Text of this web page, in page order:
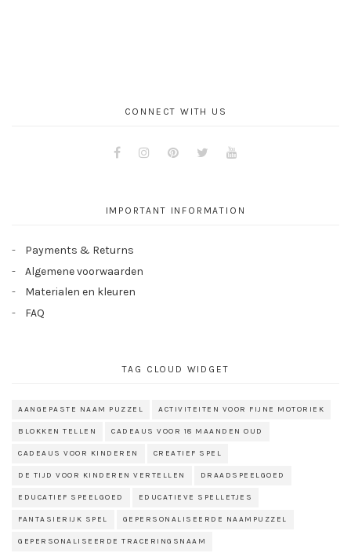
CONNECT WITH US
FacebookInstagramPinterestTwitter
IMPORTANT INFORMATION
Payments & Returns
Algemene voorwaarden
Materialen en kleuren
FAQ
TAG CLOUD WIDGET
AANGEPASTE NAAM PUZZEL ACTIVITEITEN VOOR FIJNE MOTORIEK
BLOKKEN TELLEN CADEAUS VOOR 18 MAANDEN OUD
CADEAUS VOOR KINDEREN CREATIEF SPEL
DE TIJD VOOR KINDEREN VERTELLEN DRAADSPEELGOED
EDUCATIEF SPEELGOED EDUCATIEVE SPELLETJES
FANTASIERIJK SPEL GEPERSONALISEERDE NAAMPUZZEL
GEPERSONALISEERDE TRACERINGSNAAM